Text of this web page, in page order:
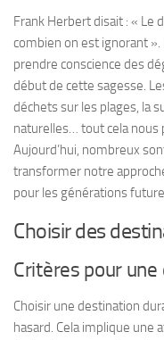
Frank Herbert disait : « Le
combien on est ignorant ».
prendre conscience des
début de cette sagesse.
déchets sur les plages, la
naturelles… tout cela nous
Aujourd’hui, nombreux
transformer notre
pour les générations
Choisir des
Critères pour
Choisir une destination
hasard. Cela implique une